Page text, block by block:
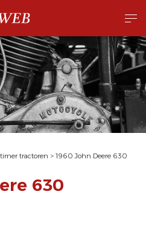
tractoren > 1960 John Deere 630
630